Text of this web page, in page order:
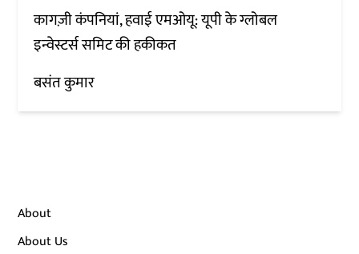
कागज़ी कंपनियां, हवाई एमओयू: यूपी के ग्लोबल
इन्वेस्टर्स समिट की हकीकत
बसंत कुमार
About
About Us